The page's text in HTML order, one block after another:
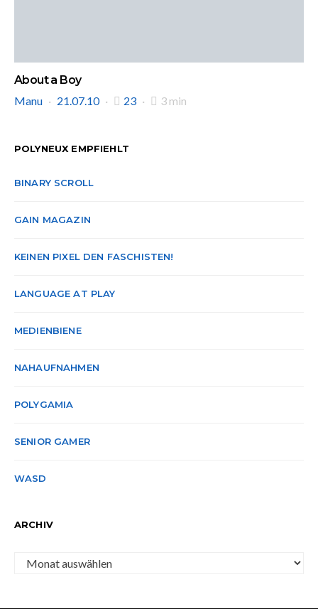
About a Boy
Manu
21.07.10 23 3 min
POLYNEUX EMPFIEHLT
BINARY SCROLL
GAIN MAGAZIN
KEINEN PIXEL DEN FASCHISTEN!
LANGUAGE AT PLAY
MEDIENBIENE
NAHAUFNAHMEN
POLYGAMIA
SENIOR GAMER
WASD
ARCHIV
Archiv